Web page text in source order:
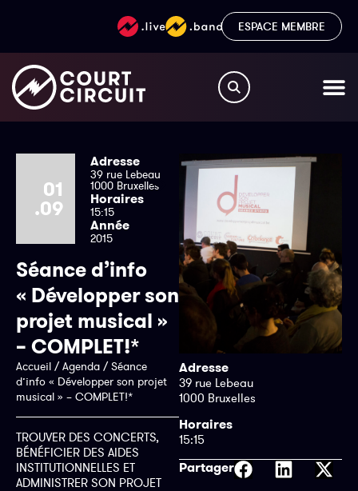
ESPACE MEMBRE
01
.09
Adresse
39 rue Lebeau
1000 Bruxelles
Horaires
15:15
Année
2015
Séance d’info
« Développer son
projet musical »
– COMPLET!*
Accueil /Agenda /Séance
d’info « Développer son projet
musical » – COMPLET!*
TROUVER DES CONCERTS,
BÉNÉFICIER DES AIDES
INSTITUTIONNELLES ET
ADMINISTRER SON PROJET
Adresse
39 rue Lebeau
1000 Bruxelles
Horaires
15:15
Partager